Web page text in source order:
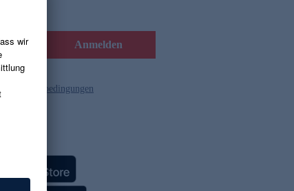
Anmelden
Gutscheinbedingungen